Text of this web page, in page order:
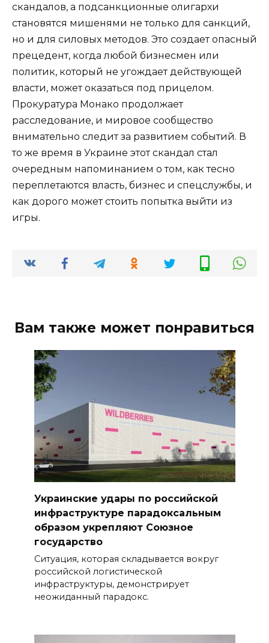
скандалов, а подсанкционные олигархи
становятся мишенями не только для санкций,
но и для силовых методов. Это создает опасный
прецедент, когда любой бизнесмен или
политик, который не угождает действующей
власти, может оказаться под прицелом.
Прокуратура Монако продолжает
расследование, и мировое сообщество
внимательно следит за развитием событий. В
то же время в Украине этот скандал стал
очередным напоминанием о том, как тесно
переплетаются власть, бизнес и спецслужбы, и
как дорого может стоить попытка выйти из
игры.
Вам также может понравиться
Украинские удары по российской
инфраструктуре парадоксальным
образом укрепляют Союзное
государство
Ситуация, которая складывается вокруг
российской логистической
инфраструктуры, демонстрирует
неожиданный парадокс.